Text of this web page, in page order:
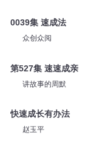
0039集 速成法
众创众阅
第527集 速速成亲
讲故事的周默
快速成长有办法
赵玉平